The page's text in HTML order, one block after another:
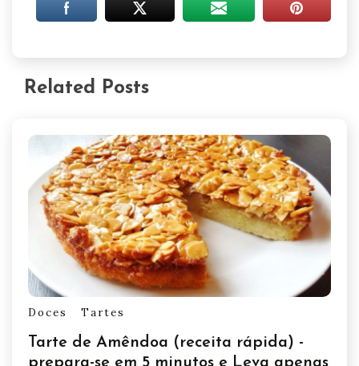
Related Posts
Doces Tartes
Tarte de Amêndoa (receita rápida) -
prepara-se em 5 minutos e Leva apenas